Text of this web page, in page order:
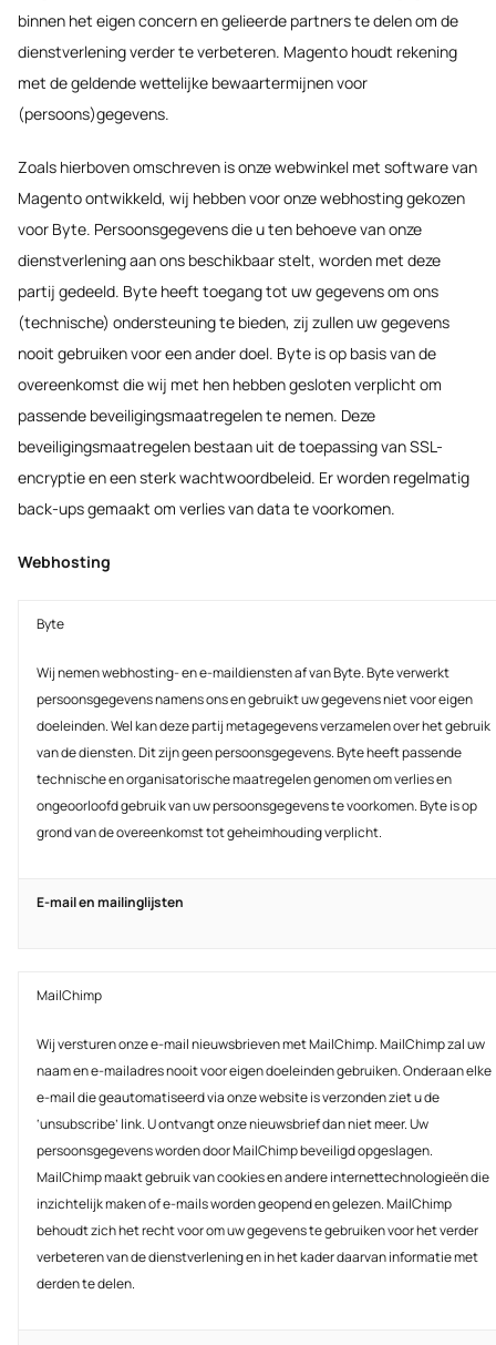
binnen het eigen concern en gelieerde partners te delen om de
dienstverlening verder te verbeteren. Magento houdt rekening
met de geldende wettelijke bewaartermijnen voor
(persoons)gegevens.
Zoals hierboven omschreven is onze webwinkel met software van
Magento ontwikkeld, wij hebben voor onze webhosting gekozen
voor Byte. Persoonsgegevens die u ten behoeve van onze
dienstverlening aan ons beschikbaar stelt, worden met deze
partij gedeeld. Byte heeft toegang tot uw gegevens om ons
(technische) ondersteuning te bieden, zij zullen uw gegevens
nooit gebruiken voor een ander doel. Byte is op basis van de
overeenkomst die wij met hen hebben gesloten verplicht om
passende beveiligingsmaatregelen te nemen. Deze
beveiligingsmaatregelen bestaan uit de toepassing van SSL-
encryptie en een sterk wachtwoordbeleid. Er worden regelmatig
back-ups gemaakt om verlies van data te voorkomen.
Webhosting
Byte
Wij nemen webhosting- en e-maildiensten af van Byte. Byte verwerkt
persoonsgegevens namens ons en gebruikt uw gegevens niet voor eigen
doeleinden. Wel kan deze partij metagegevens verzamelen over het gebruik
van de diensten. Dit zijn geen persoonsgegevens. Byte heeft passende
technische en organisatorische maatregelen genomen om verlies en
ongeoorloofd gebruik van uw persoonsgegevens te voorkomen. Byte is op
grond van de overeenkomst tot geheimhouding verplicht.
E-mail en mailinglijsten
MailChimp
Wij versturen onze e-mail nieuwsbrieven met MailChimp. MailChimp zal uw
naam en e-mailadres nooit voor eigen doeleinden gebruiken. Onderaan elke
e-mail die geautomatiseerd via onze website is verzonden ziet u de
‘unsubscribe’ link. U ontvangt onze nieuwsbrief dan niet meer. Uw
persoonsgegevens worden door MailChimp beveiligd opgeslagen.
MailChimp maakt gebruik van cookies en andere internettechnologieën die
inzichtelijk maken of e-mails worden geopend en gelezen. MailChimp
behoudt zich het recht voor om uw gegevens te gebruiken voor het verder
verbeteren van de dienstverlening en in het kader daarvan informatie met
derden te delen.